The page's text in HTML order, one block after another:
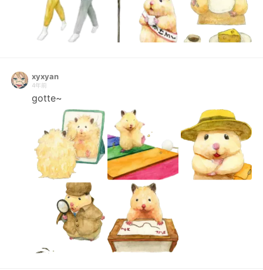
xyxyan
4年前
gotte~